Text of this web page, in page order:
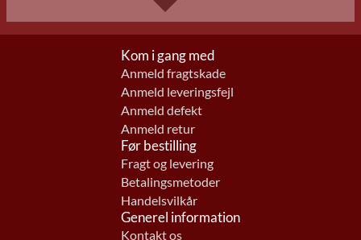
Kom i gang med
Anmeld fragtskade
Anmeld leveringsfejl
Anmeld defekt
Anmeld retur
Før bestilling
Fragt og levering
Betalingsmetoder
Handelsvilkår
Generel information
Kontakt os